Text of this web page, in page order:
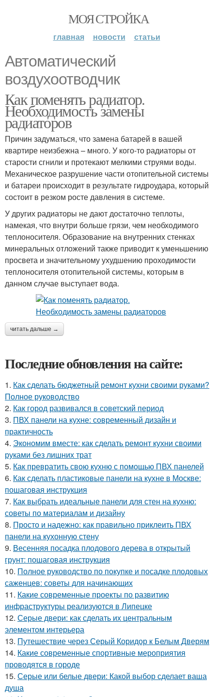
МОЯ СТРОЙКА
главная новости статьи
Автоматический
воздухоотводчик
Как поменять радиатор.
Необходимость замены
радиаторов
Причин задуматься, что замена батарей в вашей
квартире неизбежна – много. У кого-то радиаторы от
старости сгнили и протекают мелкими струями воды.
Механическое разрушение части отопительной системы
и батареи происходит в результате гидроудара, который
состоит в резком росте давления в системе.
У других радиаторы не дают достаточно теплоты,
намекая, что внутри больше грязи, чем необходимого
теплоносителя. Образование на внутренних стенках
минеральных отложений также приводит к уменьшению
просвета и значительному ухудшению проходимости
теплоносителя отопительной системы, которым в
данном случае выступает вода.
читать дальше →
Последние обновления на сайте:
1. Как сделать бюджетный ремонт кухни своими руками?
Полное руководство
2. Как город развивался в советский период
3. ПВХ панели на кухне: современный дизайн и
практичность
4. Экономим вместе: как сделать ремонт кухни своими
руками без лишних трат
5. Как превратить свою кухню с помощью ПВХ панелей
6. Как сделать пластиковые панели на кухне в Москве:
пошаговая инструкция
7. Как выбрать идеальные панели для стен на кухню:
советы по материалам и дизайну
8. Просто и надежно: как правильно приклеить ПВХ
панели на кухонную стену
9. Весенняя посадка плодового дерева в открытый
грунт: пошаговая инструкция
10. Полное руководство по покупке и посадке плодовых
саженцев: советы для начинающих
11. Какие современные проекты по развитию
инфраструктуры реализуются в Липецке
12. Серые двери: как сделать их центральным
элементом интерьера
13. Путешествие через Серый Коридор к Белым Дверям
14. Какие современные спортивные мероприятия
проводятся в городе
15. Серые или белые двери: Какой выбор сделает ваша
душа